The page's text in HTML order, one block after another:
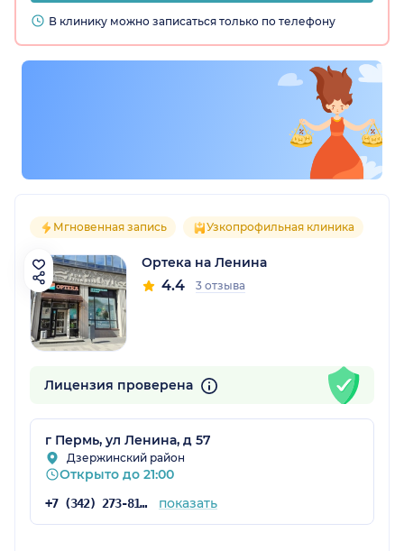
В клинику можно записаться только по телефону
Мгновенная запись Узкопрофильная клиника
Ортека на Ленина
4.4 3 отзыва
Лицензия проверена
г Пермь, ул Ленина, д 57
Дзержинский район
Открыто до 21:00
+7 (342) 273-81-41 показать